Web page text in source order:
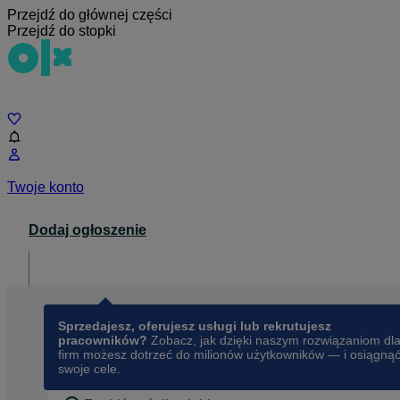
Przejdź do głównej części
Przejdź do stopki
Twoje konto
Dodaj ogłoszenie
Sprzedajesz, oferujesz usługi lub rekrutujesz
pracowników? Zobacz, jak dzięki naszym rozwiązaniom dla
firm możesz dotrzeć do milionów użytkowników — i osiągnąć
swoje cele.